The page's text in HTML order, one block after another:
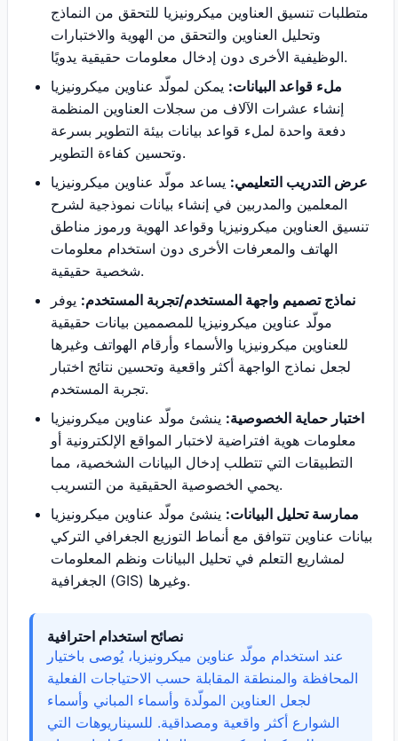
متطلبات تنسيق العناوين ميكرونيزيا للتحقق من النماذج
وتحليل العناوين والتحقق من الهوية والاختبارات
الوظيفية الأخرى دون إدخال معلومات حقيقية يدويًا.
ملء قواعد البيانات: يمكن لمولّد عناوين ميكرونيزيا
إنشاء عشرات الآلاف من سجلات العناوين المنظمة
دفعة واحدة لملء قواعد بيانات بيئة التطوير بسرعة
وتحسين كفاءة التطوير.
عرض التدريب التعليمي: يساعد مولّد عناوين ميكرونيزيا
المعلمين والمدربين في إنشاء بيانات نموذجية لشرح
تنسيق العناوين ميكرونيزيا وقواعد الهوية ورموز مناطق
الهاتف والمعرفات الأخرى دون استخدام معلومات
شخصية حقيقية.
نماذج تصميم واجهة المستخدم/تجربة المستخدم: يوفر
مولّد عناوين ميكرونيزيا للمصممين بيانات حقيقية
للعناوين ميكرونيزيا والأسماء وأرقام الهواتف وغيرها
لجعل نماذج الواجهة أكثر واقعية وتحسين نتائج اختبار
تجربة المستخدم.
اختبار حماية الخصوصية: ينشئ مولّد عناوين ميكرونيزيا
معلومات هوية افتراضية لاختبار المواقع الإلكترونية أو
التطبيقات التي تتطلب إدخال البيانات الشخصية، مما
يحمي الخصوصية الحقيقية من التسريب.
ممارسة تحليل البيانات: ينشئ مولّد عناوين ميكرونيزيا
بيانات عناوين تتوافق مع أنماط التوزيع الجغرافي التركي
لمشاريع التعلم في تحليل البيانات ونظم المعلومات
الجغرافية (GIS) وغيرها.
نصائح استخدام احترافية
عند استخدام مولّد عناوين ميكرونيزيا، يُوصى باختيار
المحافظة والمنطقة المقابلة حسب الاحتياجات الفعلية
لجعل العناوين المولّدة وأسماء المباني وأسماء
الشوارع أكثر واقعية ومصداقية. للسيناريوهات التي